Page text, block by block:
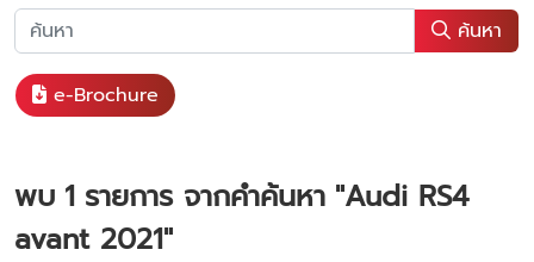
ค้นหา
e-Brochure
พบ 1 รายการ จากคำค้นหา "Audi RS4
avant 2021"